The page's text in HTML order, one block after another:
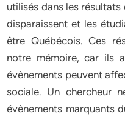
utilisés dans les
disparaissent et les
être Québécois. Ces
notre mémoire, car ils
évènements peuvent
sociale. Un chercheur
évènements marquants